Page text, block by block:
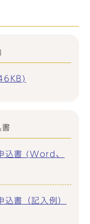
込書 (Word、
込書（記入例）